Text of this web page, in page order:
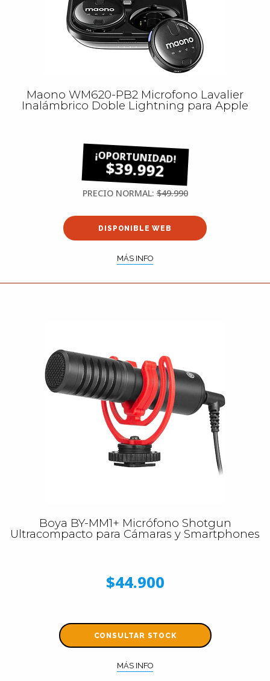
Maono WM620-PB2 Microfono Lavalier
Inalámbrico Doble Lightning para Apple
$39.992
PRECIO NORMAL:$49.990
DISPONIBLE WEB
MÁS INFO
Boya BY-MM1+ Micrófono Shotgun
Ultracompacto para Cámaras y Smartphones
$44.900
CONSULTAR STOCK
MÁS INFO